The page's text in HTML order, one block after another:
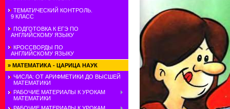
ТЕМАТИЧЕСКИЙ КОНТРОЛЬ.
9 КЛАСС
ПОДГОТОВКА К ЕГЭ ПО
АНГЛИЙСКОМУ ЯЗЫКУ
КРОССВОРДЫ ПО
АНГЛИЙСКОМУ ЯЗЫКУ
» МАТЕМАТИКА - ЦАРИЦА НАУК
ЧИСЛА: ОТ АРИФМЕТИКИ ДО ВЫСШЕЙ
МАТЕМАТИКИ
РАБОЧИЕ МАТЕРИАЛЫ К УРОКАМ
МАТЕМАТИКИ